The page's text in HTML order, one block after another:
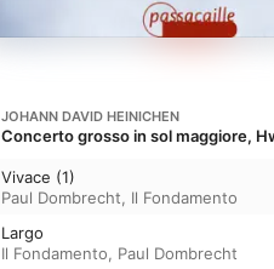
JOHANN DAVID HEINICHEN
Concerto grosso in sol maggiore,
Vivace (1)
Paul Dombrecht, Il Fondamento
Largo
Il Fondamento, Paul Dombrecht